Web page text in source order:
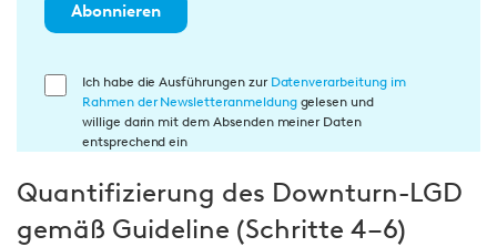
Abonnieren
E
i
Ich habe die Ausführungen zur Datenverarbeitung im
Rahmen der Newsletteranmeldunggelesen und
willige darin mit dem Absenden meiner Daten
entsprechend ein
Quantifizierung des Downturn-LGD
gemäß Guideline (Schritte 4–6)